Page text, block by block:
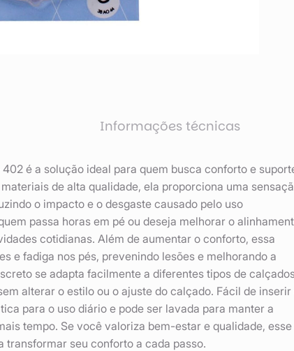
Informações técnicas
é a solução ideal para quem busca conforto e
de alta qualidade, ela proporciona uma
o impacto e o desgaste causado pelo uso
passa horas em pé ou deseja melhorar o
cotidianas. Além de aumentar o conforto, essa
e fadiga nos pés, prevenindo lesões e melhorando a
se adapta facilmente a diferentes tipos de
alterar o estilo ou o ajuste do calçado. Fácil de inserir
para o uso diário e pode ser lavada para manter a
tempo. Se você valoriza bem-estar e qualidade, esse
seu conforto a cada passo.